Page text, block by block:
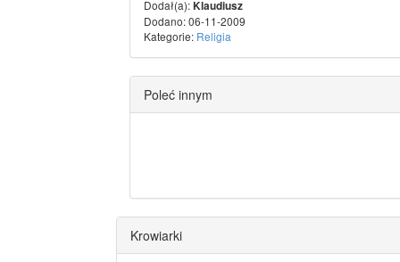
Dodał(a):Klaudiusz
Dodano: 06-11-2009
Kategorie: Religia
Poleć innym
Krowiarki